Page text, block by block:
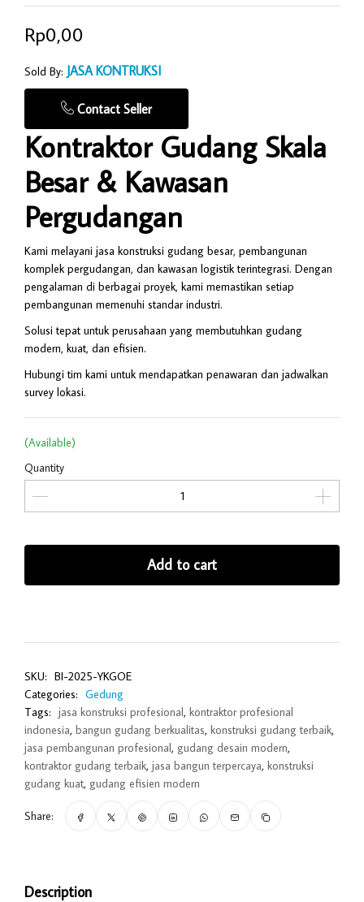
Rp0,00
Sold By: JASA KONTRUKSI
Contact Seller
Kontraktor Gudang Skala
Besar & Kawasan
Pergudangan
Kami melayani jasa konstruksi gudang besar, pembangunan
komplek pergudangan, dan kawasan logistik terintegrasi. Dengan
pengalaman di berbagai proyek, kami memastikan setiap
pembangunan memenuhi standar industri.
Solusi tepat untuk perusahaan yang membutuhkan gudang
modern, kuat, dan efisien.
Hubungi tim kami untuk mendapatkan penawaran dan jadwalkan
survey lokasi.
(Available)
Quantity
Add to cart
SKU: BI-2025-YKGOE
Categories: Gedung
Tags: jasa konstruksi profesional, kontraktor profesional
indonesia, bangun gudang berkualitas, konstruksi gudang terbaik,
jasa pembangunan profesional, gudang desain modern,
kontraktor gudang terbaik, jasa bangun terpercaya, konstruksi
gudang kuat, gudang efisien modern
Share:
Description